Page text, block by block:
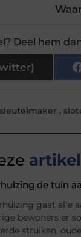
Deel hem
sleutelmaker ,
de tuin
gaat alle
bewoners er
struiken,